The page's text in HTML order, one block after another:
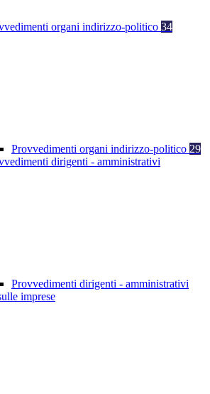
organi indirizzo-politico 34
Provvedimenti organi indirizzo-politico 29
dirigenti - amministrativi
Provvedimenti dirigenti - amministrativi
imprese